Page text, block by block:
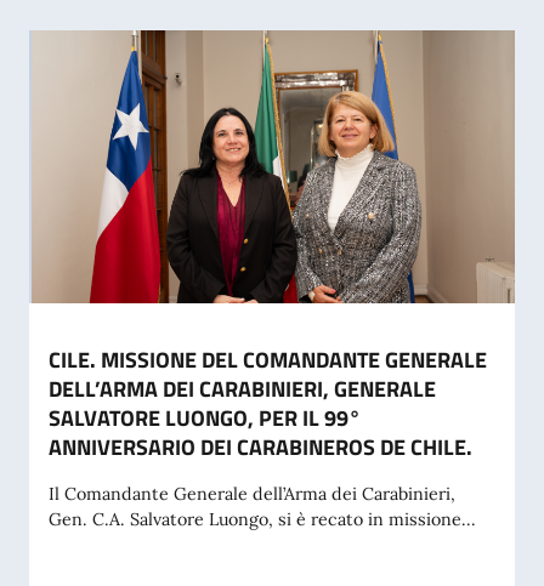
CILE. MISSIONE DEL COMANDANTE GENERALE
DELL’ARMA DEI CARABINIERI, GENERALE
SALVATORE LUONGO, PER IL 99°
ANNIVERSARIO DEI CARABINEROS DE CHILE.
Il Comandante Generale dell’Arma dei Carabinieri,
Gen. C.A. Salvatore Luongo, si è recato in missione...